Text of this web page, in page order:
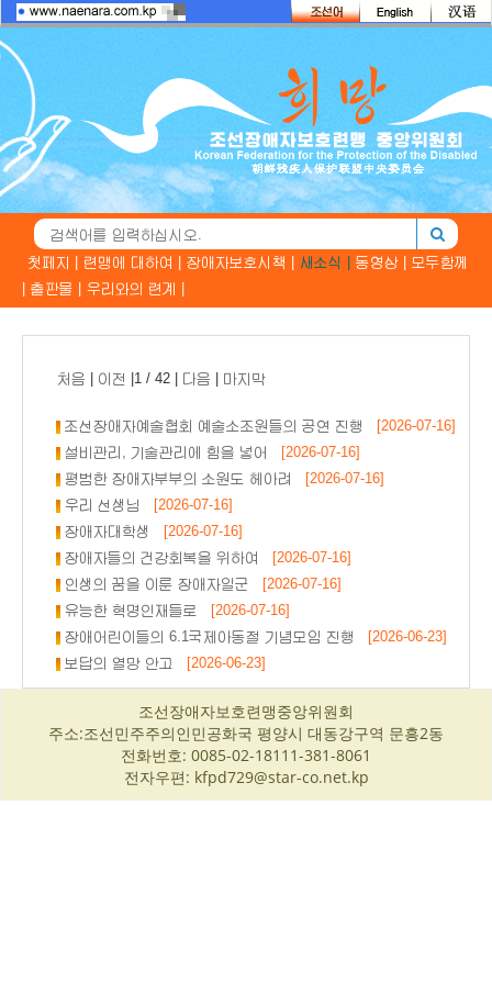
첫페지 | 련맹에 대하여 | 장애자보호시책 | 새소식 | 동영상 |
모두함께
출판물 | 우리와의 련계 |
처음 이전 |1 / 42 | 다음 마지막
조선장애자예술협회 예술소조원들의 공연 진행
[2026-07-16]
설비관리, 기술관리에 힘을 넣어
[2026-07-16]
평범한 장애자부부의 소원도 헤아려
[2026-07-16]
우리 선생님
[2026-07-16]
장애자대학생
[2026-07-16]
장애자들의 건강회복을 위하여
[2026-07-16]
인생의 꿈을 이룬 장애자일군 [2026-07-16]
유능한 혁명인재들로
[2026-07-16]
장애어린이들의 6.1국제아동절 기념모임 진행
[2026-06-23]
보답의 열망 안고
[2026-06-23]
조선장애자보호련맹중앙위원회
주소:조선민주주의인민공화국 평양시 대동강구역 문흥2동
전화번호: 0085-02-18111-381-8061
전자우편: kfpd729@star-co.net.kp